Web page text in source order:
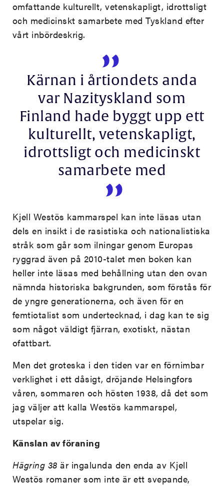
omfattande kulturellt, vetenskapligt, idrottsligt
och medicinskt samarbete med Tyskland efter
vårt inbördeskrig.
Kärnan i årtiondets anda
var Nazityskland som
Finland hade byggt upp ett
kulturellt, vetenskapligt,
idrottsligt och medicinskt
samarbete med
Kjell Westös kammarspel kan inte läsas utan
dels en insikt i de rasistiska och nationalistiska
stråk som går som ilningar genom Europas
ryggrad även på 2010-talet men boken kan
heller inte läsas med behållning utan den ovan
nämnda historiska bakgrunden, som förstås för
de yngre generationerna, och även för en
femtiotalist som undertecknad, i dag kan te sig
som något väldigt fjärran, exotiskt, nästan
ofattbart.
Men det groteska i den tiden var en förnimbar
verklighet i ett dåsigt, dröjande Helsingfors
våren, sommaren och hösten 1938, då det som
jag väljer att kalla Westös kammarspel,
utspelar sig.
Känslan av föraning
Hägring 38 är ingalunda den enda av Kjell
Westös romaner som inte är ett svepande,